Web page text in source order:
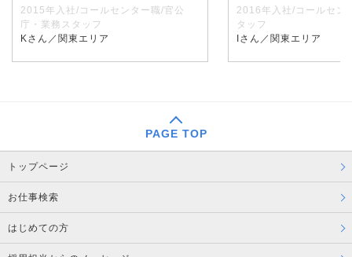
2015年入社/コールセンター職/官公
庁・業務スタッフ
Kさん／関東エリア
2016年入社/コールセン
タッフ
Iさん／関東エリア
PAGE TOP
トップページ
お仕事検索
はじめての方